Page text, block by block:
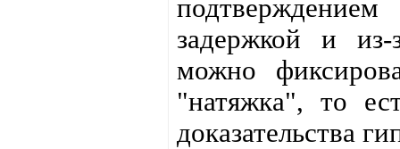
задержкой и
можно
"натяжка", то
доказательства